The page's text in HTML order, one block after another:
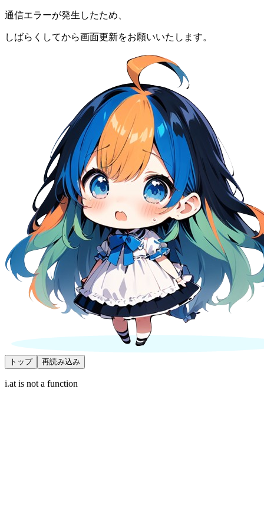
通信エラーが発生したため、
しばらくしてから画面更新をお願いいたします。
トップ 再読み込み
i.at is not a function